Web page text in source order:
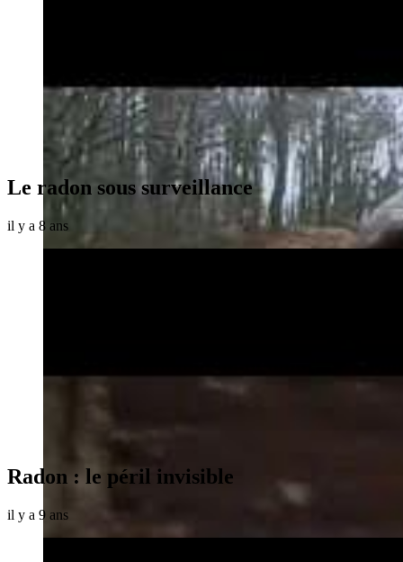
Le radon sous surveillance
il y a 8 ans
Radon : le péril invisible
il y a 9 ans